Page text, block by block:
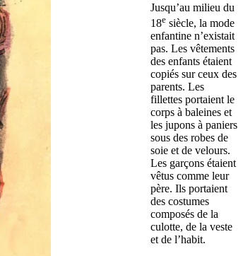
Jusqu’au milieu du
18esiècle, la mode
enfantine n’existait
pas. Les vêtements
des enfants étaient
copiés sur ceux des
parents. Les
fillettes portaient le
corps à baleines et
les jupons à paniers
sous des robes de
soie et de velours.
Les garçons étaient
vêtus comme leur
père. Ils portaient
des costumes
composés de la
culotte, de la veste
et de l’habit.